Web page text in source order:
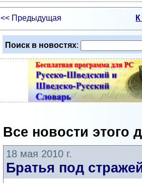
<< Предыдущая
Поиск в новостях:
Все новости этого
18 мая 2010 г.
Братья под